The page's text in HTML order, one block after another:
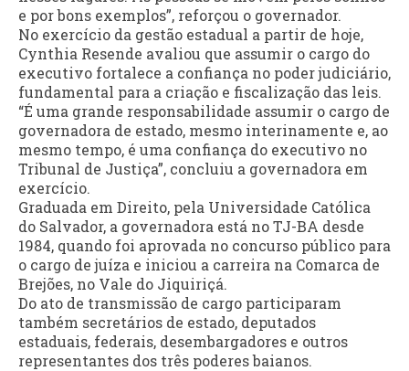
e por bons exemplos”, reforçou o governador.
No exercício da gestão estadual a partir de hoje,
Cynthia Resende avaliou que assumir o cargo do
executivo fortalece a confiança no poder judiciário,
fundamental para a criação e fiscalização das leis.
“É uma grande responsabilidade assumir o cargo de
governadora de estado, mesmo interinamente e, ao
mesmo tempo, é uma confiança do executivo no
Tribunal de Justiça”, concluiu a governadora em
exercício.
Graduada em Direito, pela Universidade Católica
do Salvador, a governadora está no TJ-BA desde
1984, quando foi aprovada no concurso público para
o cargo de juíza e iniciou a carreira na Comarca de
Brejões, no Vale do Jiquiriçá.
Do ato de transmissão de cargo participaram
também secretários de estado, deputados
estaduais, federais, desembargadores e outros
representantes dos três poderes baianos.